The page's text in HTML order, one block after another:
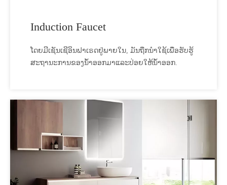
Induction Faucet
ໂດຍມີເຊັນເຊີອິນຟາເຣດຢູ່ພາຍໃນ, ມັນຖືກນໍາໃຊ້ເພື່ອຮັບຮູ້
ສະຖານະການຂອງນ້ໍາອອກມາແລະປ່ອຍໃຫ້ນ້ໍາອອກ.